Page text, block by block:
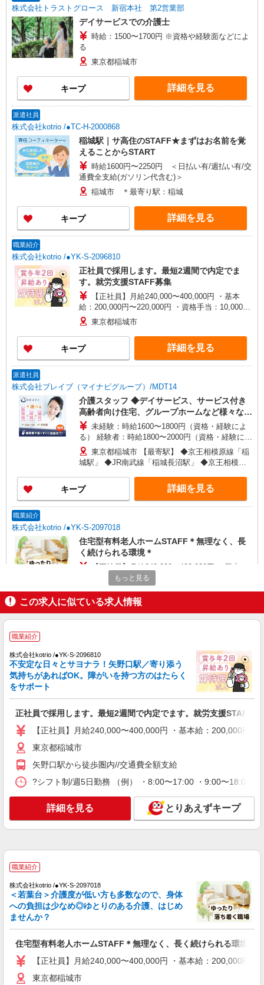
株式会社トラストグロース 新宿本社 第2営業部
デイサービスでの介護士
時給：1500〜1700円 ※資格や経験面などによ
る
東京都稲城市
キープ 詳細を見る
派遣社員
株式会社kotrio /●TC-H-2000868
稲城駅｜サ高住のSTAFF★まずはお名前を覚
えることからSTART
時給1600円〜2250円 ＜日払い有/週払い有/交
通費全支給(ガソリン代含む)＞
稲城市 ＊最寄り駅：稲城
キープ 詳細を見る
職業紹介
株式会社kotrio /●YK-S-2096810
正社員で採用します。最短2週間で内定でま
す。就労支援STAFF募集
【正社員】月給240,000〜400,000円 ・基本
給：200,000円〜220,000円 ・資格手当：10,000〜
30,000円 ・役職手当：10,000〜70,000円 ・処遇改
善手当：20,000〜60,000円（勤続年数、保有資格
により変動） ・固定残業手当：20,000円（10時
間） ※固定残業時間を超過する場合には超過勤務
手当として別途支給 ・夜勤手当：10,000円/1回
歓迎 ・認知症介護基礎研修 ・初任者研修 ・実務
者研修 ・介護福祉士 など
東京都稲城市
キープ 詳細を見る
派遣社員
株式会社ブレイブ（マイナビグループ）/MDT14
介護スタッフ ◆デイサービス、サービス付き
高齢者向け住宅、グループホームなど様々な勤
務先から選べます。
未経験：時給1600〜1800円（資格・経験によ
る） 経験者：時給1800〜2000円（資格・経験によ
る） ◎月収例 時給2000円×1日8時間×22日（週5
日）＝35万2000円 ◆昇給あり ◆支払い方法 ※日
払い/週払い/月払い対応も可能です。詳しくは面談
時にご相談ください。 ◆交通費：別途全額支給 ※
当社規定あり
東京都稲城市 【最寄駅】 ◆京王相模原線「稲
城駅」 ◆JR南武線「稲城長沼駅」 ◆京王相模原
数勤務地あります！
キープ 詳細を見る
職業紹介
株式会社kotrio /●YK-S-2097018
住宅型有料老人ホームSTAFF＊無理なく、長
く続けられる環境＊
【正社員】月給240,000〜400,000円 ・基本
給：200,000円〜220,000円 ・資格手当：10,000〜
30,000円 ・役職手当：10,000〜70,000円 ・処遇改
善手当：20,000〜60,000円（勤続年数、保有資格
により変動） ・固定残業手当：20,000円（10時
間） ※固定残業時間を超過する場合には超過勤務
歓迎 ・認知症介護基礎研修 ・初任者研修 ・実務
者研修 ・介護福祉士 など
東京都稲城市
キープ 詳細を見る
株式会社kotrio /●YK-S-2097724
≪若葉台駅≫障がい者支援員さん募集★送迎・
軽作業の見守りなど
【正社員】月給240,000〜400,000円 ・基本
給：200,000円〜220,000円 ・資格手当：10,000〜
30,000円 ・役職手当：10,000〜70,000円 ・処遇改
善手当：20,000〜60,000円（勤続年数、保有資格
間） ※固定残業時間を超過する場合には超過勤務
手当として別途支給 ・夜勤手当：10,000円/1回
（上記給与とは別に支給） 下記資格をお持ちの方
歓迎 ・認知症介護基礎研修 ・初任者研修 ・実務
キープ
派遣社員
株式会社kotrio /●TC-H-2011048
若葉台駅＊年齢不問◎未経験から安定した業界
へ＊サ高住
時給1600円〜2250円 ＜日払い有/週払い有/交
稲城市 ＊最寄り駅：若葉台
派遣社員
株式会社kotrio /●TC-H-1883002
稲城／4名急募！シニア向けマンションSTAFF
＊身体負担少なめ
時給1600円〜2250円 ＜日払い有/週払い有/交
通費全支給(ガソリン代含む)＞
もっと見る
この求人に似ている求人情報
職業紹介
株式会社kotrio /●YK-S-2096810
不安定な日々とサヨナラ！矢野口駅／寄り添う
気持ちがあればOK。障がいを持つ方のはたらく
をサポート
正社員で採用します。最短2週間で内定でます。就労支援STAFF募
【正社員】月給240,000〜400,000円 ・基本給：200,000円
東京都稲城市
矢野口駅から徒歩圏内//交通費全額支給
?シフト制/週5日勤務 （例） ・8:00〜17:00 ・9:00〜
詳細を見る とりあえずキープ
職業紹介
株式会社kotrio /●YK-S-2097018
＜若葉台＞介護度が低い方も多数なので、身体
への負担は少なめ◎ゆとりのある介護、はじめ
ませんか？
住宅型有料老人ホームSTAFF＊無理なく、長く続けられる環境＊
【正社員】月給240,000〜400,000円 ・基本給：200,000円
東京都稲城市